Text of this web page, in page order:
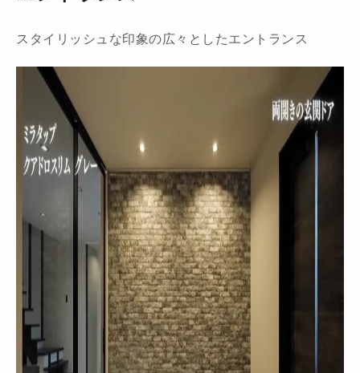
スタイリッシュな印象の広々としたエントランス